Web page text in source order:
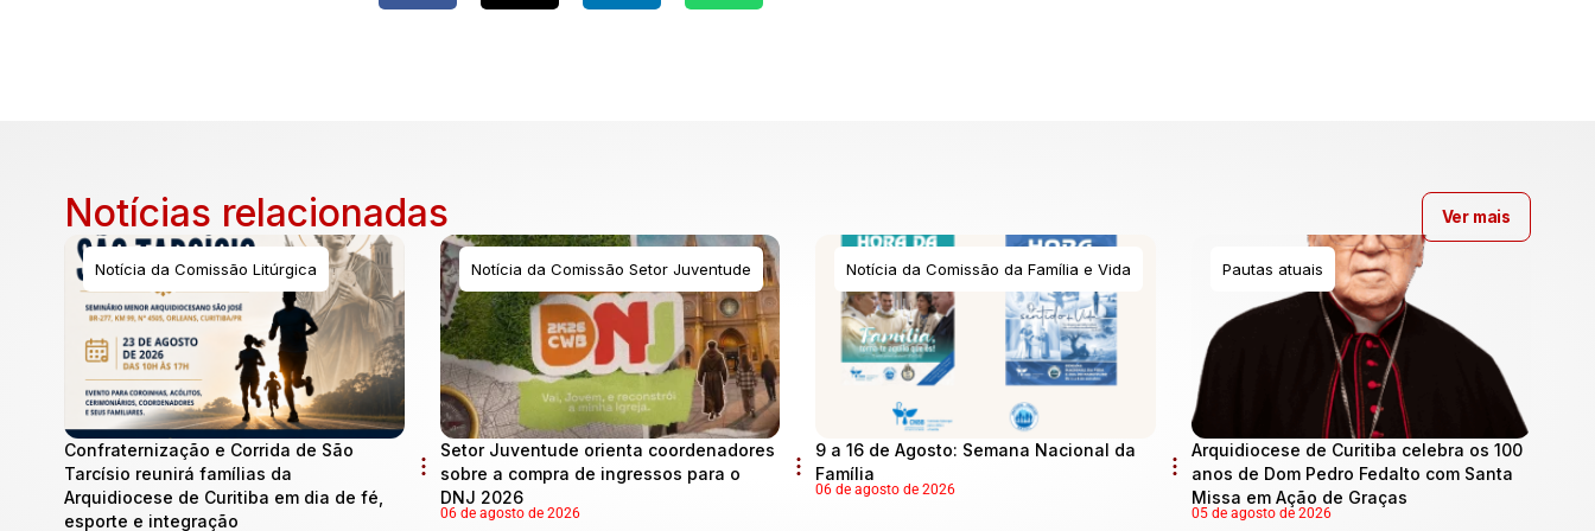
Notícias relacionadas
Notícia da Comissão Litúrgica
Confraternização e Corrida de São
Tarcísio reunirá famílias da
Arquidiocese de Curitiba em dia de fé,
esporte e integração
Notícia da Comissão Setor Juventude
Setor Juventude orienta coordenadores
sobre a compra de ingressos para o
DNJ 2026
06 de agosto de 2026
Notícia da Comissão da Família e Vida
9 a 16 de Agosto: Semana Nacional da
Família
06 de agosto de 2026
Pautas atuais
Arquidiocese de Curitiba celebra os 100
anos de Dom Pedro Fedalto com Santa
Missa em Ação de Graças
05 de agosto de 2026
Ver mais